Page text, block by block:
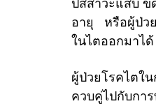
อายุ หรือผู้ป่ว
ในไตออกมาไ
ผู้ป่วยโรคไตใ
ควบคู่ไปกับกา